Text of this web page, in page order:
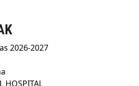
2026-2027
HOSPITAL